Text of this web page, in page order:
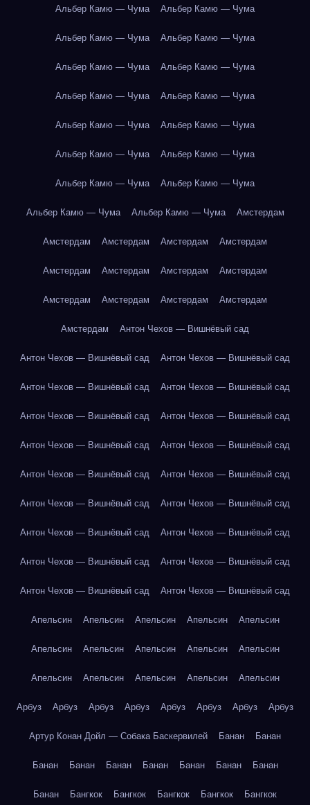
Альбер Камю — Чума Альбер Камю — Чума
Альбер Камю — Чума Альбер Камю — Чума
Альбер Камю — Чума Альбер Камю — Чума
Альбер Камю — Чума Альбер Камю — Чума
Альбер Камю — Чума Альбер Камю — Чума
Альбер Камю — Чума Альбер Камю — Чума
Альбер Камю — Чума Альбер Камю — Чума
Альбер Камю — Чума Альбер Камю — Чума Амстердам
Амстердам Амстердам Амстердам Амстердам
Амстердам Амстердам Амстердам Амстердам
Амстердам Амстердам Амстердам Амстердам
Амстердам Антон Чехов — Вишнёвый сад
Антон Чехов — Вишнёвый сад Антон Чехов — Вишнёвый сад
Антон Чехов — Вишнёвый сад Антон Чехов — Вишнёвый сад
Антон Чехов — Вишнёвый сад Антон Чехов — Вишнёвый сад
Антон Чехов — Вишнёвый сад Антон Чехов — Вишнёвый сад
Антон Чехов — Вишнёвый сад Антон Чехов — Вишнёвый сад
Антон Чехов — Вишнёвый сад Антон Чехов — Вишнёвый сад
Антон Чехов — Вишнёвый сад Антон Чехов — Вишнёвый сад
Антон Чехов — Вишнёвый сад Антон Чехов — Вишнёвый сад
Антон Чехов — Вишнёвый сад Антон Чехов — Вишнёвый сад
Апельсин Апельсин Апельсин Апельсин Апельсин
Апельсин Апельсин Апельсин Апельсин Апельсин
Апельсин Апельсин Апельсин Апельсин Апельсин
Арбуз Арбуз Арбуз Арбуз Арбуз Арбуз Арбуз Арбуз
Артур Конан Дойл — Собака Баскервилей Банан Банан
Банан Банан Банан Банан Банан Банан Банан
Банан Бангкок Бангкок Бангкок Бангкок Бангкок